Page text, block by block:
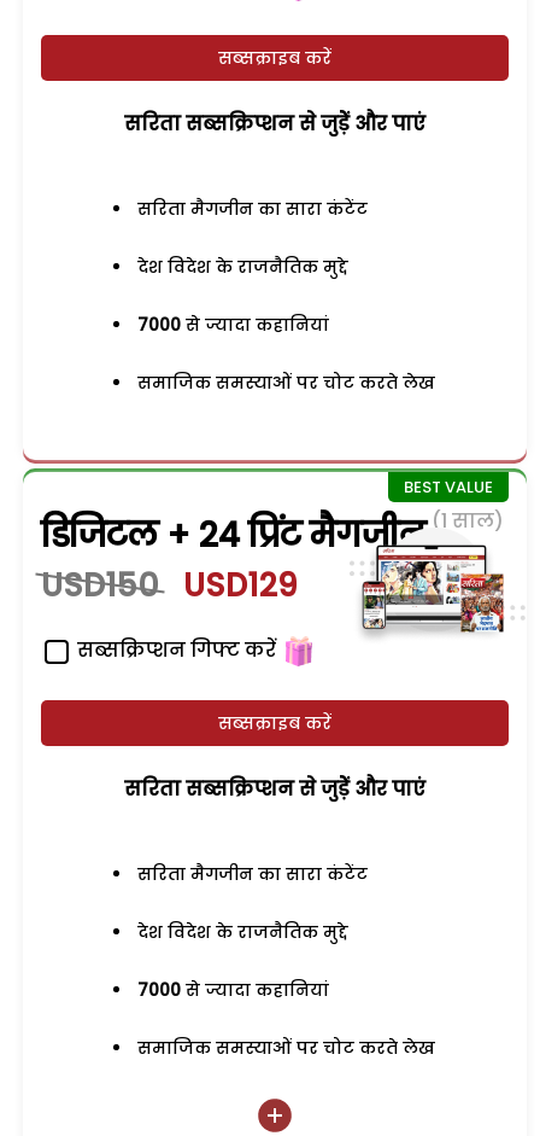
सब्सक्राइब करें
सरिता सब्सक्रिप्शन से जुड़ेें और पाएं
सरिता मैगजीन का सारा कंटेंट
देश विदेश के राजनैतिक मुद्दे
7000 से ज्यादा कहानियां
समाजिक समस्याओं पर चोट करते लेख
डिजिटल + 24 प्रिंट मैगजीन (1 साल)
USD150 USD129
सब्सक्रिप्शन गिफ्ट करें
सब्सक्राइब करें
सरिता सब्सक्रिप्शन से जुड़ेें और पाएं
सरिता मैगजीन का सारा कंटेंट
देश विदेश के राजनैतिक मुद्दे
7000 से ज्यादा कहानियां
समाजिक समस्याओं पर चोट करते लेख